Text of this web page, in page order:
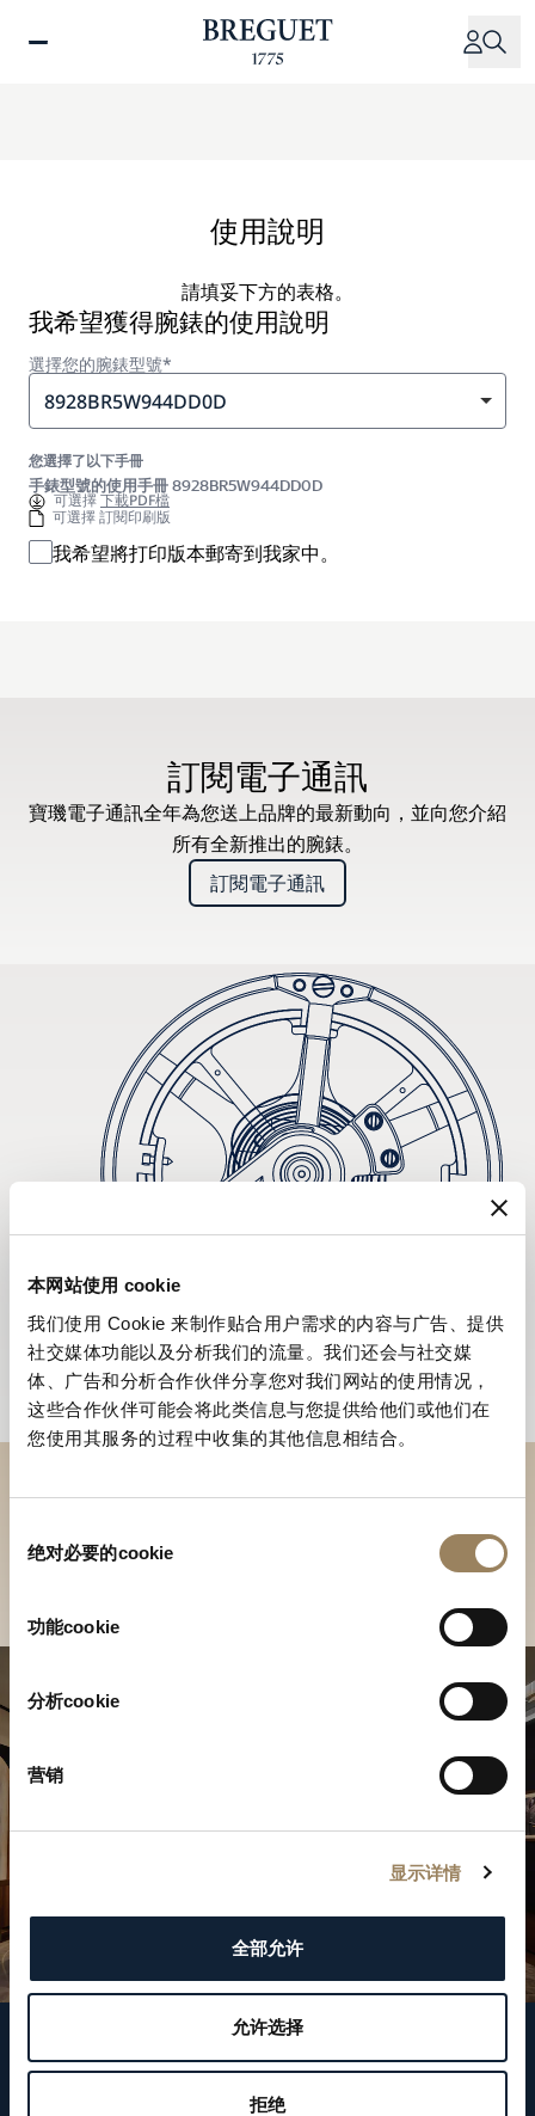
本网站使用 cookie
我们使用 Cookie 来制作贴合用户需求的内容与广告、提供
社交媒体功能以及分析我们的流量。我们还会与社交媒
体、广告和分析合作伙伴分享您对我们网站的使用情况，
这些合作伙伴可能会将此类信息与您提供给他们或他们在
您使用其服务的过程中收集的其他信息相结合。
绝对必要的cookie
功能cookie
分析cookie
营销
显示详情
全部允许
允许选择
拒绝
使用說明
請填妥下方的表格。
我希望獲得腕錶的使用說明
選擇您的腕錶型號*
8928BR5W944DD0D
您選擇了以下手冊
手錶型號的使用手冊 8928BR5W944DD0D
可選擇下載PDF檔
可選擇 訂閱印刷版
我希望將打印版本郵寄到我家中。
訂閱電子通訊
寶璣電子通訊全年為您送上品牌的最新動向，並向您介紹
所有全新推出的腕錶。
訂閱電子通訊
關注我們